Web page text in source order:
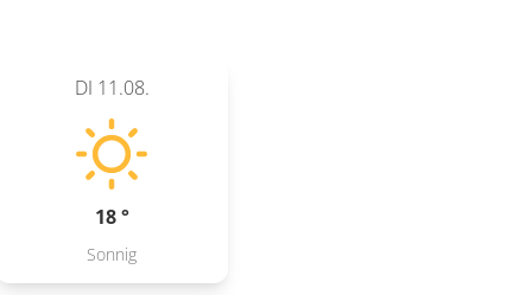
DI 11.08.
18 °
Sonnig